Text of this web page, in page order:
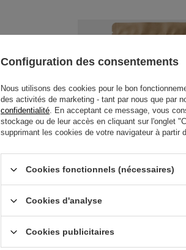
FiloLilo – Prunes
11,70 € / article
Configuration des consentements
Nous utilisons des cookies pour le bon
des activités de marketing - tant par nous que par
confidentialité. En acceptant ce message, vous
stockage ou de leur accès en cliquant sur l'onglet
supprimant les cookies de votre navigateur à partir
Cookies fonctionnels (nécessaires)
Cookies d'analyse
Cookies publicitaires